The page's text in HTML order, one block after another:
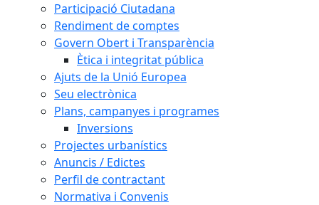
Participació Ciutadana
Rendiment de comptes
Govern Obert i Transparència
Ètica i integritat pública
Ajuts de la Unió Europea
Seu electrònica
Plans, campanyes i programes
Inversions
Projectes urbanístics
Anuncis / Edictes
Perfil de contractant
Normativa i Convenis